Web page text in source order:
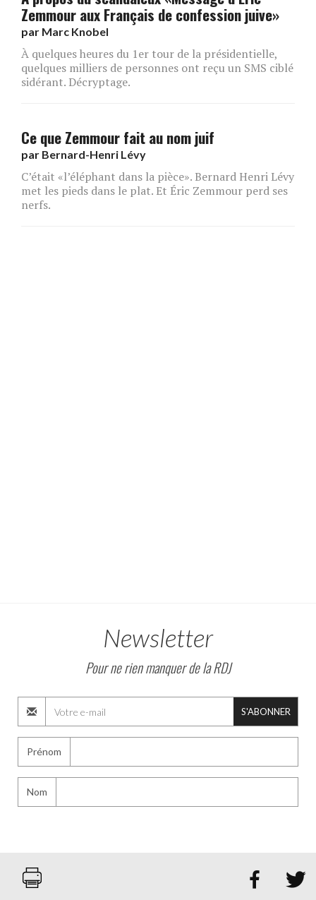
Zemmour aux Français de confession juive»
par Marc Knobel
À quelques heures du 1er tour de la présidentielle,
quelques milliers de personnes ont reçu un SMS ciblé
sidérant. Décryptage.
Ce que Zemmour fait au nom juif
par Bernard-Henri Lévy
C’était «l’éléphant dans la pièce». Bernard Henri Lévy
met les pieds dans le plat. Et Éric Zemmour perd ses
nerfs.
Newsletter
Pour ne rien manquer de la RDJ
S'ABONNER
Prénom
Nom
 